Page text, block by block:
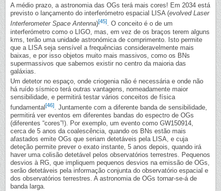
A médio prazo, a astronomia das OGs terá mais cores! Em 2034 está
previsto o lançamento do interferómetro espacial LISA (evolved Laser
Interferometer Space Antenna)[45]. O conceito é o de um
interferómetro como o LIGO, mas, em vez de os braços terem alguns
kms, terão uma unidade astronómica de comprimento. Isto permite
que a LISA seja sensível a frequências consideravelmente mais
baixas, e por isso objetos muito mais massivos, como os BNs
supermassivos que sabemos existir no centro da maioria das
galáxias.
Um detetor no espaço, onde criogenia não é necessária e onde não
há ruído sísmico terá outras vantagens, nomeadamente maior
sensibilidade, e permitirá testar vários conceitos de física
fundamental[46]. Juntamente com a diferente banda de sensibilidade,
permitirá ver eventos em diferentes bandas do espectro de OGs
(diferentes “cores”!). Por exemplo, um evento como GW150914,
cerca de 5 anos da coalescência, quando os BNs estão mais
afastados emite OGs que seriam detetáveis pela LISA, e cuja
deteção permite prever o exato instante, 5 anos depois, quando irá
haver uma colisão detetável pelos observatórios terrestres. Pequenos
desvios à RG, que impliquem pequenos desvios na emissão de OGs,
serão detetáveis pela informação conjunta do observatório espacial e
dos observatórios terrestres. A astronomia de OGs tornar-se-á de
banda larga.